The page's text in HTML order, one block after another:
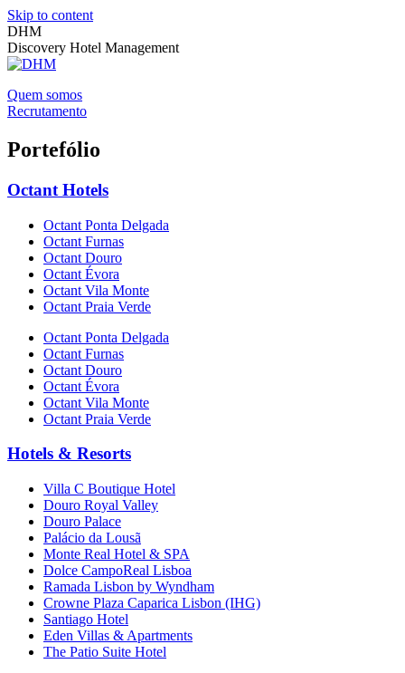
Skip to content
DHM
Discovery Hotel Management
Quem somos
Recrutamento
Portefólio
Octant Hotels
Octant Ponta Delgada
Octant Furnas
Octant Douro
Octant Évora
Octant Vila Monte
Octant Praia Verde
Octant Ponta Delgada
Octant Furnas
Octant Douro
Octant Évora
Octant Vila Monte
Octant Praia Verde
Hotels & Resorts
Villa C Boutique Hotel
Douro Royal Valley
Douro Palace
Palácio da Lousã
Monte Real Hotel & SPA
Dolce CampoReal Lisboa
Ramada Lisbon by Wyndham
Crowne Plaza Caparica Lisbon (IHG)
Santiago Hotel
Eden Villas & Apartments
The Patio Suite Hotel